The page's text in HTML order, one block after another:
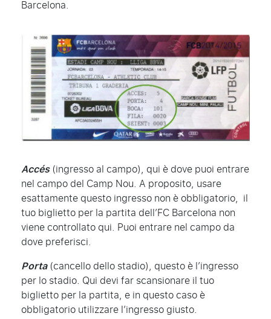
Barcelona.
Accés(ingresso al campo), qui è dove puoi entrare
nel campo del Camp Nou. A proposito, usare
esattamente questo ingresso non è obbligatorio, il
tuo biglietto per la partita dell’FC Barcelona non
viene controllato qui. Puoi entrare nel campo da
dove preferisci.
Porta(cancello dello stadio), questo è l’ingresso
per lo stadio. Qui devi far scansionare il tuo
biglietto per la partita, e in questo caso è
obbligatorio utilizzare l’ingresso giusto.